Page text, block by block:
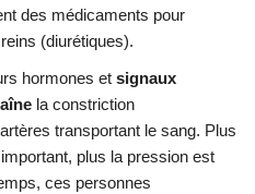
des médicaments pour
(diurétiques).
hormones et signaux
la constriction
transportant le sang. Plus
plus la pression est
ces personnes